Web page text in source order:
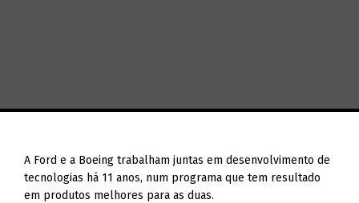
A Ford e a Boeing trabalham juntas em desenvolvimento de
tecnologias há 11 anos, num programa que tem resultado
em produtos melhores para as duas.